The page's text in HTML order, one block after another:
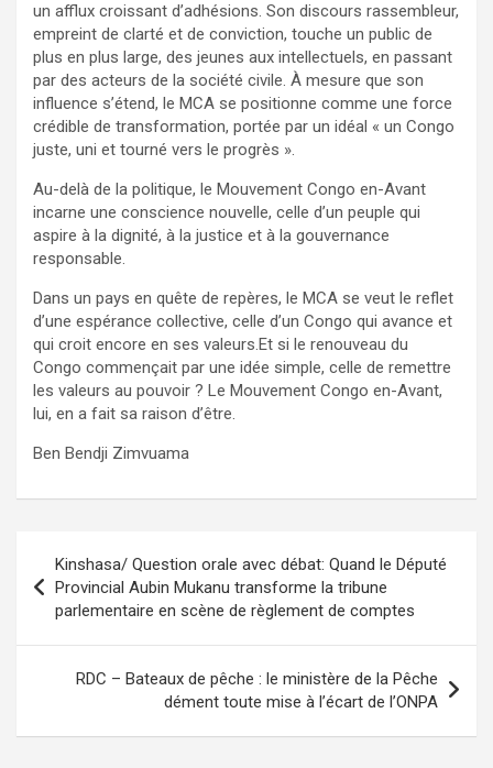
un afflux croissant d’adhésions. Son discours rassembleur,
empreint de clarté et de conviction, touche un public de
plus en plus large, des jeunes aux intellectuels, en passant
par des acteurs de la société civile. À mesure que son
influence s’étend, le MCA se positionne comme une force
crédible de transformation, portée par un idéal « un Congo
juste, uni et tourné vers le progrès ».
Au-delà de la politique, le Mouvement Congo en-Avant
incarne une conscience nouvelle, celle d’un peuple qui
aspire à la dignité, à la justice et à la gouvernance
responsable.
Dans un pays en quête de repères, le MCA se veut le reflet
d’une espérance collective, celle d’un Congo qui avance et
qui croit encore en ses valeurs.Et si le renouveau du
Congo commençait par une idée simple, celle de remettre
les valeurs au pouvoir ? Le Mouvement Congo en-Avant,
lui, en a fait sa raison d’être.
Ben Bendji Zimvuama
de
l’article
Kinshasa/ Question orale avec débat: Quand le Député
Provincial Aubin Mukanu transforme la tribune
parlementaire en scène de règlement de comptes
RDC – Bateaux de pêche : le ministère de la Pêche
dément toute mise à l’écart de l’ONPA